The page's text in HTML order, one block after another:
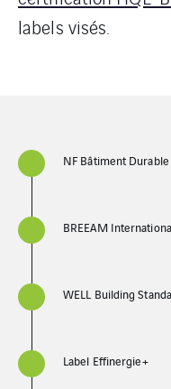
labels visés.
NF Bâtiment
BREEAM
WELL Building
Label Effinergie+